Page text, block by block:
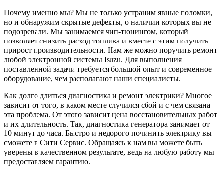
Почему именно мы? Мы не только устраним явные поломки,
но и обнаружим скрытые дефекты, о наличии которых вы не
подозревали. Мы занимаемся чип-тюнингом, который
позволяет снизить расход топлива и вместе с этим получить
прирост производительности. Нам же можно поручить ремонт
любой электронной системы Isuzu. Для выполнения
поставленной задачи требуется большой опыт и современное
оборудование, чем располагают наши специалисты.
Как долго длиться диагностика и ремонт электрики? Многое
зависит от того, в каком месте случился сбой и с чем связана
эта проблема. От этого зависит цена восстановительных работ
и их длительность. Так, диагностика генератора занимает от
10 минут до часа. Быстро и недорого починить электрику вы
сможете в Сити Сервис. Обращаясь к нам вы можете быть
уверены в качественном результате, ведь на любую работу мы
предоставляем гарантию.